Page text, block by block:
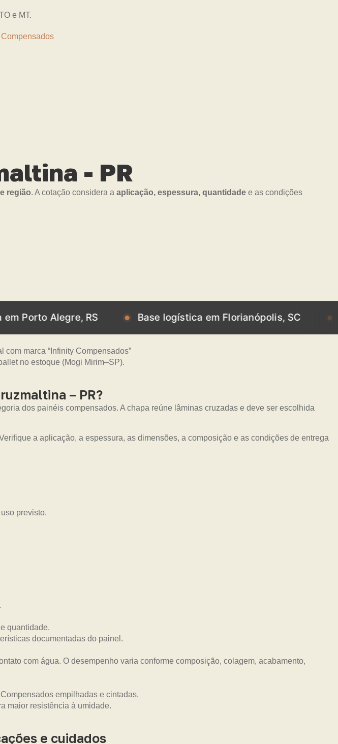
e MT.
- PR
região. A cotação considera a aplicação, espessura, quantidade e as condições
Alegre, RS Base logística em Florianópolis, SC Base
– PR?
dos painéis compensados. A chapa reúne lâminas cruzadas e deve ser escolhida
a aplicação, a espessura, as dimensões, a composição e as condições de entrega
previsto.
quantidade.
documentadas do painel.
com água. O desempenho varia conforme composição, colagem, acabamento,
e cuidados